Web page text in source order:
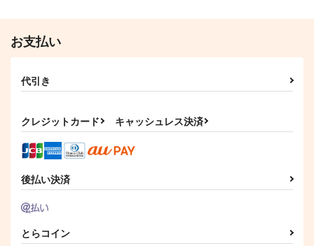
お支払い
代引き
クレジットカード キャッシュレス決済
後払い決済
とらコイン